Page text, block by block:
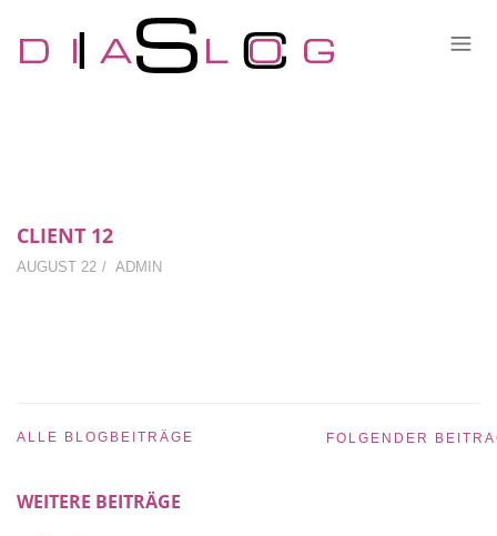
CLIENT 12
AUGUST 22 ADMIN
ALLE BLOGBEITRÄGE FOLGENDER
WEITERE BEITRÄGE